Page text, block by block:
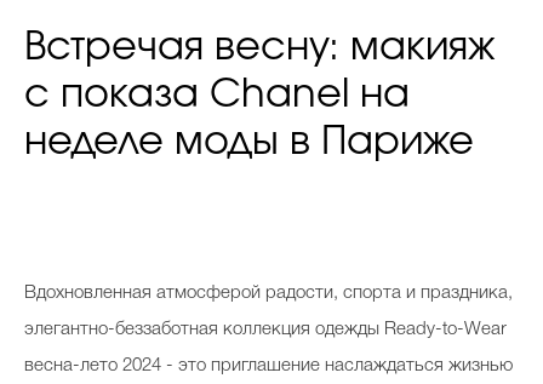
Встречая весну: макияж
с показа Chanel на
неделе моды в Париже
Вдохновленная атмосферой радости, спорта и праздника,
элегантно-беззаботная коллекция одежды Ready-to-Wear
весна-лето 2024 - это приглашение наслаждаться жизнью